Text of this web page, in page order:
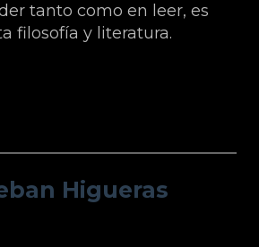
tanto como en leer, es
filosofía y literatura.
Higueras